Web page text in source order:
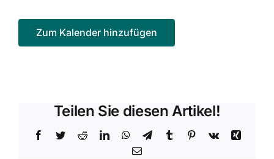
Zum Kalender hinzufügen
Teilen Sie diesen Artikel!
Facebook
TwitterRedditLinkedInWhatsApp
TelegramTumblrPinterest
Vk
Xing
E-